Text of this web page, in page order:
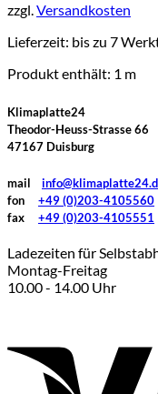
mehrere
auf.
Die
Optionen
auf
der
Produktseite
werden
zzgl.Versandkosten
Lieferzeit: bis zu 7
Produkt enthält: 1 m
Klimaplatte24
Theodor-Heuss-Strasse 66
47167 Duisburg
mail
fon +49 (0)203-4105560
fax +49 (0)203-4105551
Ladezeiten für
Montag-Freitag
10.00 - 14.00 Uhr